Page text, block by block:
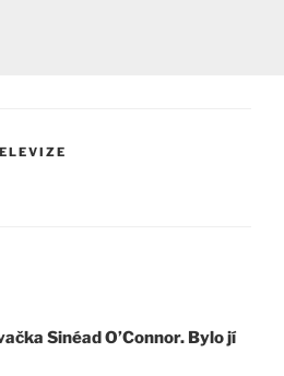
Sinéad O’Connor. Bylo jí